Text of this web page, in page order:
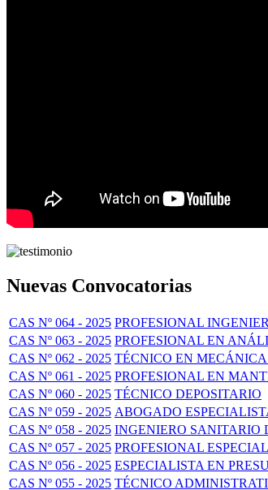
Nuevas Convocatorias
CAS Nº 064 - 2025 PROFESIONAL
CAS Nº 063 - 2025 PROFESIONAL EN
CAS Nº 062 - 2025 TÉCNICO EN
CAS Nº 061 - 2025 PROFESIONAL EN
CAS Nº 060 - 2025 TÉCNICO DEPOSITARIO
CAS Nº 059 - 2025 ABOGADO
CAS Nº 058 - 2025 INGENIERO SANITARIO
CAS Nº 057 - 2025 PROFESIONAL
CAS Nº 056 - 2025 ESPECIALISTA EN
CAS Nº 055 - 2025 TÉCNICO